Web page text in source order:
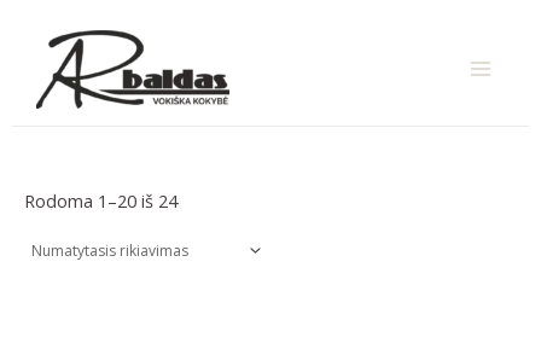
MENU
Rodoma 1–20 iš 24